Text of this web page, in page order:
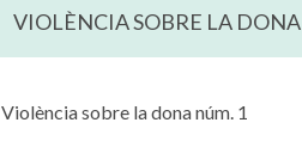
VIOLÈNCIA SOBRE LA DONA
Violència sobre la dona núm. 1